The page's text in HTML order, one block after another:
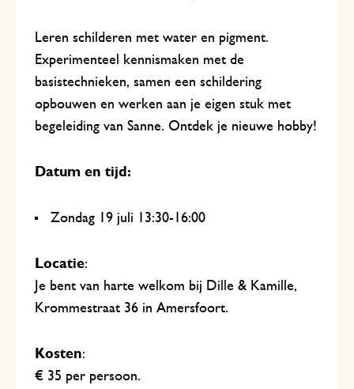
Leren schilderen met water en pigment.
Experimenteel kennismaken met de
basistechnieken, samen een schildering
opbouwen en werken aan je eigen stuk met
begeleiding van Sanne. Ontdek je nieuwe hobby!
Datum en tijd:
Zondag 19 juli 13:30-16:00
Locatie:
Je bent van harte welkom bij Dille & Kamille,
Krommestraat 36 in Amersfoort.
Kosten:
€ 35 per persoon.